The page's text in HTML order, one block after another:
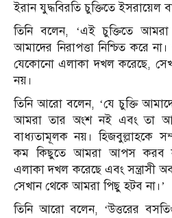
ইরান যুদ্ধবিরতি চুক্তিতে ইসরায়েল
তিনি বলেন, ‘এই চুক্তিতে
আমাদের নিরাপত্তা নিশ্চিত করে
যেকোনো এলাকা দখল করেছে,
নয়।
তিনি আরো বলেন, ‘যে চুক্তি
আমরা তার অংশ নই এবং তা
বাধ্যতামূলক নয়। হিজবুল্লাহকে
কম কিছুতে আমরা আপস করব
এলাকা দখল করেছে এবং সন্ত্রাসী
সেখান থেকে আমরা পিছু হটব না।’
তিনি আরো বলেন, ‘উত্তরের